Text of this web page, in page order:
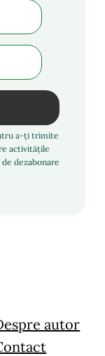
a-ți trimite
activitățile
dezabonare
autor